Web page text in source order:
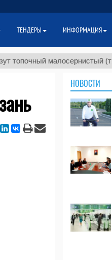
малосернистый (т.) $300
НОВОСТИ
ТЕНДЕРЫ ИНФОРМАЦИЯ